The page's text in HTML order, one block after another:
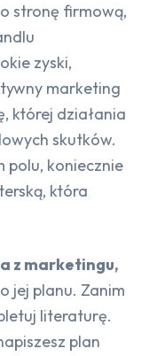
stronę firmową,
zyski,
marketing
której działania
skutków.
polu, koniecznie
która
z marketingu,
jej planu. Zanim
literaturę.
plan